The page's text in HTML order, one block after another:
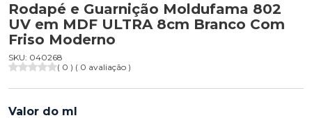
Rodapé e Guarnição Moldufama 802
UV em MDF ULTRA 8cm Branco Com
Friso Moderno
SKU: 040268
( 0 ) ( 0 avaliação )
Valor do ml